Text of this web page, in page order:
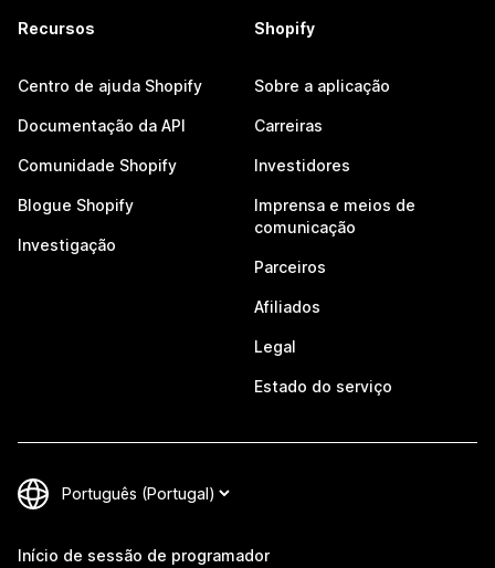
Recursos
Centro de ajuda Shopify
Documentação da API
Comunidade Shopify
Blogue Shopify
Investigação
Shopify
Sobre a aplicação
Carreiras
Investidores
Imprensa e meios de
comunicação
Parceiros
Afiliados
Legal
Estado do serviço
Início de sessão de programador